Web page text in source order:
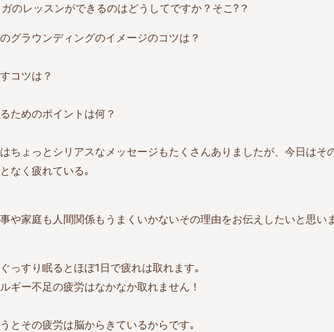
のレッスンができるのはどうしてですか？そこ?？
グラウンディングのイメージのコツは？
コツは？
ためのポイントは何？
ちょっとシリアスなメッセージもたくさんありましたが、今日はそ
なく疲れている｡
や家庭も人間関係もうまくいかないその理由をお伝えしたいと思い
っすり眠るとほぼ1日で疲れは取れます｡
ギー不足の疲労はなかなか取れません！
とその疲労は脳からきているからです｡